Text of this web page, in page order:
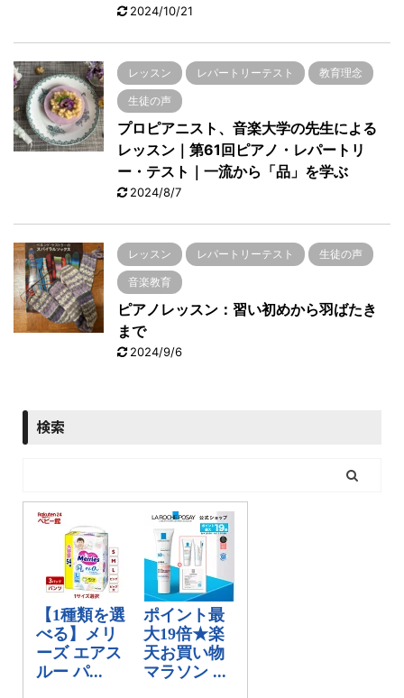
2024/10/21
レッスン レパートリーテスト 教育理念
生徒の声
プロピアニスト、音楽大学の先生による
レッスン｜第61回ピアノ・レパートリ
ー・テスト｜一流から「品」を学ぶ
2024/8/7
レッスン レパートリーテスト 生徒の声
音楽教育
ピアノレッスン：習い初めから羽ばたき
まで
2024/9/6
検索